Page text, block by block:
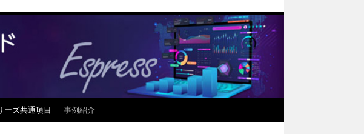
ーズ共通項目 事例紹介